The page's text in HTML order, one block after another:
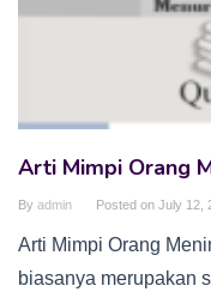
Arti Mimpi Orang
By admin Posted on July 12,
Arti Mimpi Orang
biasanya merupakan